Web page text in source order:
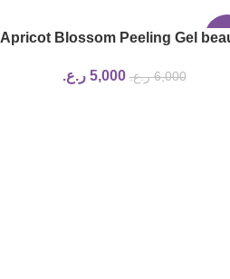
-
Apricot Blossom Peeling Gel
6,000 ر.ع. 5,000 ر.ع.